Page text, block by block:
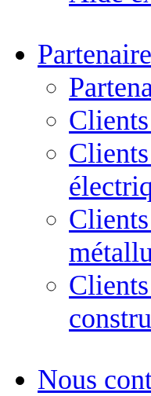
Partenaire
Nous